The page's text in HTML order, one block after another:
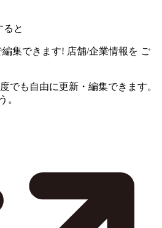
ると
集できます! 店舗/企業情報を ご
でも自由に更新・編集できます。
。